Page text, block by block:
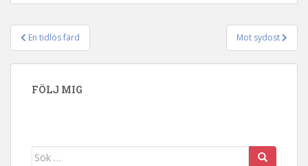
Inläggsnavigering
En tidlös färd Mot sydost
FÖLJ MIG
Sök efter: